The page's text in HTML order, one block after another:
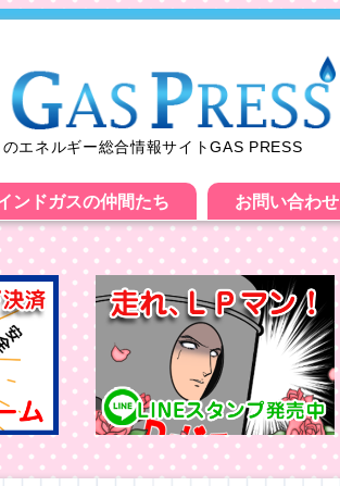
エネルギー総合情報サイトGAS PRESS
ンドガスの仲間たち お問い合わせ